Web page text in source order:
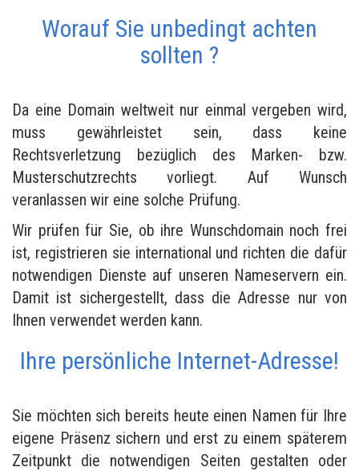
Worauf Sie unbedingt achten
sollten ?
Da eine Domain weltweit nur einmal vergeben wird,
muss gewährleistet sein, dass keine
Rechtsverletzung bezüglich des Marken- bzw.
Musterschutzrechts vorliegt. Auf Wunsch
veranlassen wir eine solche Prüfung.
Wir prüfen für Sie, ob ihre Wunschdomain noch frei
ist, registrieren sie international und richten die dafür
notwendigen Dienste auf unseren Nameservern ein.
Damit ist sichergestellt, dass die Adresse nur von
Ihnen verwendet werden kann.
Ihre persönliche Internet-Adresse!
Sie möchten sich bereits heute einen Namen für Ihre
eigene Präsenz sichern und erst zu einem späterem
Zeitpunkt die notwendigen Seiten gestalten oder